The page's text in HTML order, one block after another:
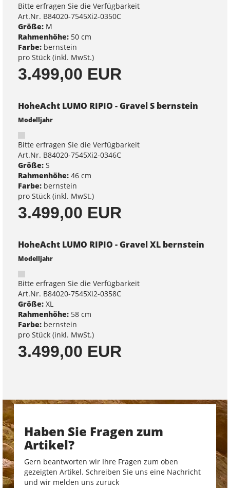
Bitte erfragen Sie die Verfügbarkeit
Art.Nr. B84020-7545Xi2-0350C
Größe: M
Rahmenhöhe: 50 cm
Farbe: bernstein
pro Stück (inkl. MwSt.)
3.499,00 EUR
HoheAcht LUMO RIPIO - Gravel S bernstein
Modelljahr
Bitte erfragen Sie die Verfügbarkeit
Art.Nr. B84020-7545Xi2-0346C
Größe: S
Rahmenhöhe: 46 cm
Farbe: bernstein
pro Stück (inkl. MwSt.)
3.499,00 EUR
HoheAcht LUMO RIPIO - Gravel XL bernstein
Modelljahr
Bitte erfragen Sie die Verfügbarkeit
Art.Nr. B84020-7545Xi2-0358C
Größe: XL
Rahmenhöhe: 58 cm
Farbe: bernstein
pro Stück (inkl. MwSt.)
3.499,00 EUR
Haben Sie Fragen zum
Artikel?
Gern beantworten wir Ihre Fragen zum oben
gezeigten Artikel. Schreiben Sie uns eine Nachricht
und wir melden uns zurück